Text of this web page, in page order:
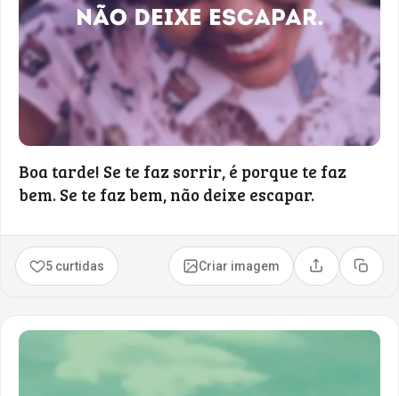
Boa tarde! Se te faz sorrir, é porque te faz
bem. Se te faz bem, não deixe escapar.
5 curtidas Criar imagem Compartilhar
Copiar